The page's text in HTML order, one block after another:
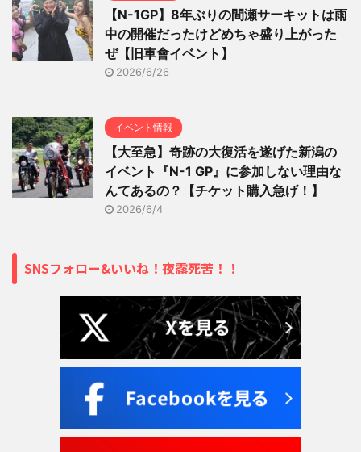
【N-1GP】8年ぶりの間瀬サーキットは雨
中の開催だったけどめちゃ盛り上がった
ぜ【旧車會イベント】
2026/6/26
イベント情報
【大至急】奇跡の大復活を遂げた新潟の
イベント『N-1 GP』に参加しない理由な
んてあるの？【チケット購入急げ！】
2026/6/4
SNSフォロー&いいね！夜露死苦！！